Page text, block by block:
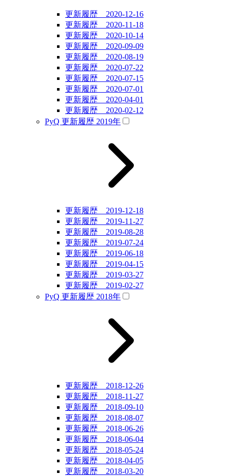
更新履歴 2020-12-16
更新履歴 2020-11-18
更新履歴 2020-10-14
更新履歴 2020-09-09
更新履歴 2020-08-19
更新履歴 2020-07-22
更新履歴 2020-07-15
更新履歴 2020-07-01
更新履歴 2020-04-01
更新履歴 2020-02-12
PyQ 更新履歴 2019年
更新履歴 2019-12-18
更新履歴 2019-11-27
更新履歴 2019-08-28
更新履歴 2019-07-24
更新履歴 2019-06-18
更新履歴 2019-04-15
更新履歴 2019-03-27
更新履歴 2019-02-27
PyQ 更新履歴 2018年
更新履歴 2018-12-26
更新履歴 2018-11-27
更新履歴 2018-09-10
更新履歴 2018-08-07
更新履歴 2018-06-26
更新履歴 2018-06-04
更新履歴 2018-05-24
更新履歴 2018-04-05
更新履歴 2018-03-20